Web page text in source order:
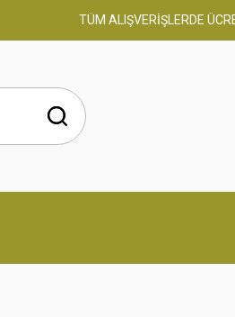
TÜM ALIŞVERİŞLERDE